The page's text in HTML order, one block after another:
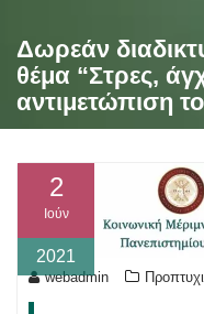
Δωρεάν
θέμα “Στρες,
αντιμετώπιση
2
Ιούν
2021
webadmin